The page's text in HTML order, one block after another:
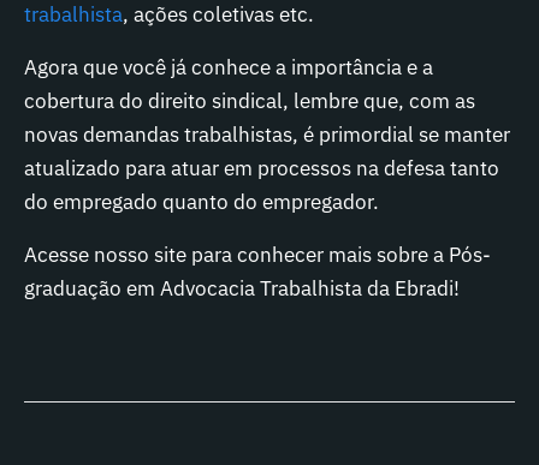
trabalhista, ações coletivas etc.
Agora que você já conhece a importância e a
cobertura do direito sindical, lembre que, com as
novas demandas trabalhistas, é primordial se manter
atualizado para atuar em processos na defesa tanto
do empregado quanto do empregador.
Acesse nosso site para conhecer mais sobre a Pós-
graduação em Advocacia Trabalhista da Ebradi!